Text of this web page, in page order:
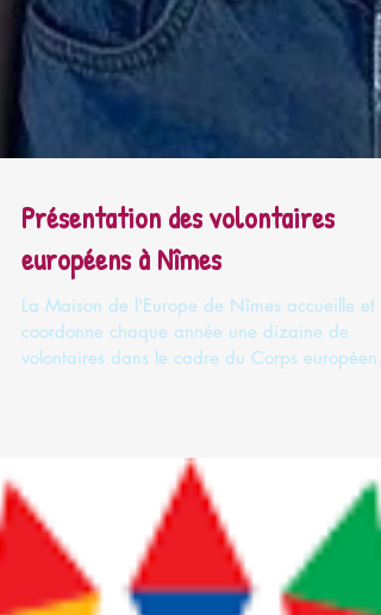
Présentation des volontaires
européens à Nîmes
volontaires dans le cadre du Corps européen
de Solidarité, anciennement Service volontaire
européen. C'est un programme de l’Union
européenne qui offre la possibilité aux jeunes
de s’engager sur une activité de solidarité en
France et en Europe. Ces jeunes bénéficient